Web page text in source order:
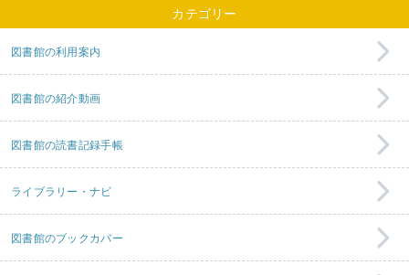
カテゴリー
図書館の利用案内
図書館の紹介動画
図書館の読書記録手帳
ライブラリー・ナビ
図書館のブックカバー